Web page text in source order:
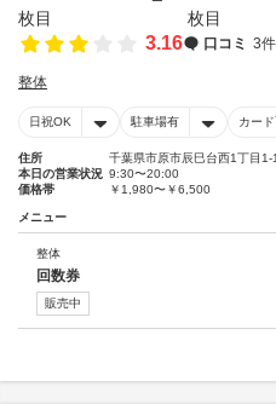
3.16 口コミ 3件
整体
日祝OK 駐車場有 カー
住所
千葉県市原市辰巳台西1丁目1-
本日の営業状況 9:30〜20:00
価格帯
￥1,980〜￥6,500
メニュー
整体
回数券
販売中